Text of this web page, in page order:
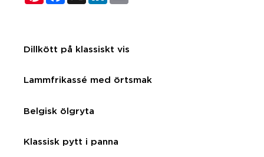
Dillkött på klassiskt vis
Lammfrikassé med örtsmak
Belgisk ölgryta
Klassisk pytt i panna